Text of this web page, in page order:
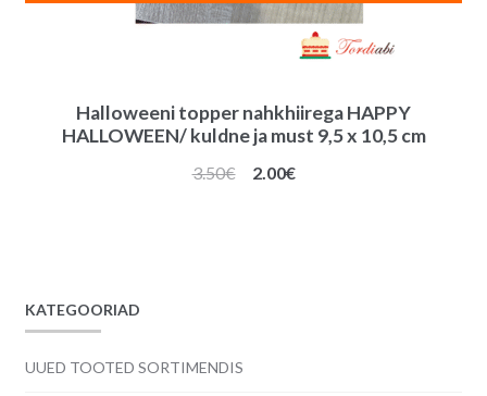
Halloweeni topper nahkhiirega HAPPY
HALLOWEEN/ kuldne ja must 9,5 x 10,5 cm
3.50€
Algne
2.00€Praegune
KATEGOORIAD
UUED TOOTED SORTIMENDIS